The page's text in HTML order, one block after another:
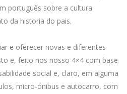
português sobre a cultura
da historia do pais.
e oferecer novas e diferentes
e, feito nos nosso 4×4 com base
social e, claro, em alguma
micro-ónibus e autocarro, com